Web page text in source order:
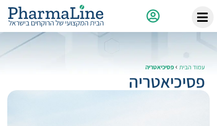
עמוד הבית ›פסיכיאטריה
פסיכיאטריה